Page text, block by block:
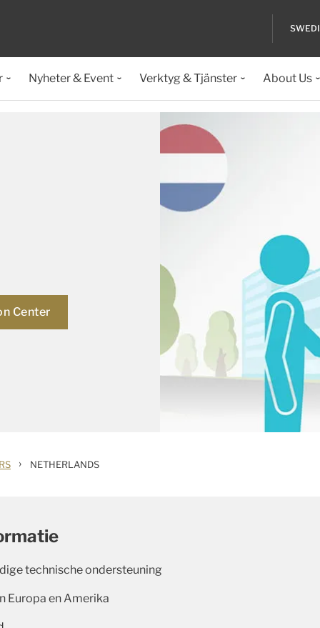
Nyheter & Event Verktyg & Tjänster About Us
Center
› NETHERLANDS
technische ondersteuning
Europa en Amerika